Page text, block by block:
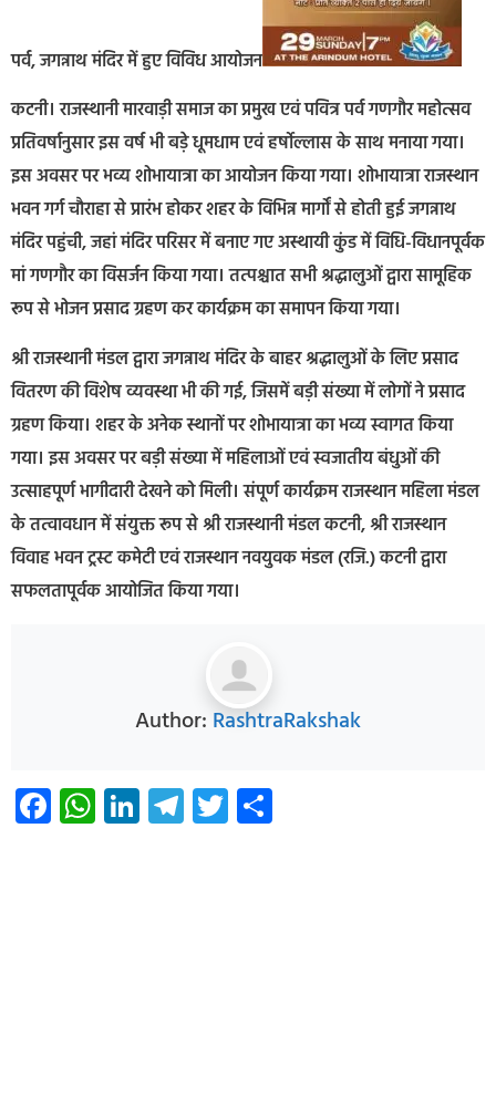
पर्व, जगन्नाथ मंदिर में हुए विविध आयोजन
कटनी। राजस्थानी मारवाड़ी समाज का प्रमुख एवं पवित्र पर्व गणगौर महोत्सव
प्रतिवर्षानुसार इस वर्ष भी बड़े धूमधाम एवं हर्षोल्लास के साथ मनाया गया।
इस अवसर पर भव्य शोभायात्रा का आयोजन किया गया। शोभायात्रा राजस्थान
भवन गर्ग चौराहा से प्रारंभ होकर शहर के विभिन्न मार्गों से होती हुई जगन्नाथ
मंदिर पहुंची, जहां मंदिर परिसर में बनाए गए अस्थायी कुंड में विधि-विधानपूर्वक
मां गणगौर का विसर्जन किया गया। तत्पश्चात सभी श्रद्धालुओं द्वारा सामूहिक
रूप से भोजन प्रसाद ग्रहण कर कार्यक्रम का समापन किया गया।
श्री राजस्थानी मंडल द्वारा जगन्नाथ मंदिर के बाहर श्रद्धालुओं के लिए प्रसाद
वितरण की विशेष व्यवस्था भी की गई, जिसमें बड़ी संख्या में लोगों ने प्रसाद
ग्रहण किया। शहर के अनेक स्थानों पर शोभायात्रा का भव्य स्वागत किया
गया। इस अवसर पर बड़ी संख्या में महिलाओं एवं स्वजातीय बंधुओं की
उत्साहपूर्ण भागीदारी देखने को मिली। संपूर्ण कार्यक्रम राजस्थान महिला मंडल
के तत्वावधान में संयुक्त रूप से श्री राजस्थानी मंडल कटनी, श्री राजस्थान
विवाह भवन ट्रस्ट कमेटी एवं राजस्थान नवयुवक मंडल (रजि.) कटनी द्वारा
सफलतापूर्वक आयोजित किया गया।
Author: RashtraRakshak
Facebook
WhatsApp
LinkedIn
Telegram
Twitter